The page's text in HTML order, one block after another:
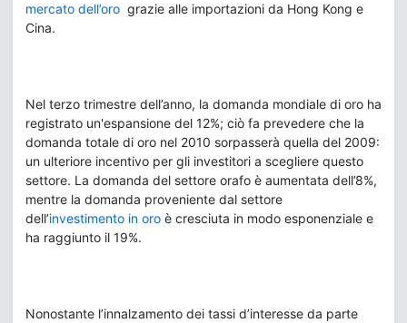
mercato dell’oro grazie alle importazioni da Hong Kong e
Cina.
Nel terzo trimestre dell’anno, la domanda mondiale di oro ha
registrato un'espansione del 12%; ciò fa prevedere che la
domanda totale di oro nel 2010 sorpasserà quella del 2009:
un ulteriore incentivo per gli investitori a scegliere questo
settore. La domanda del settore orafo è aumentata dell’8%,
mentre la domanda proveniente dal settore
dell’investimento in oro è cresciuta in modo esponenziale e
ha raggiunto il 19%.
Nonostante l’innalzamento dei tassi d’interesse da parte